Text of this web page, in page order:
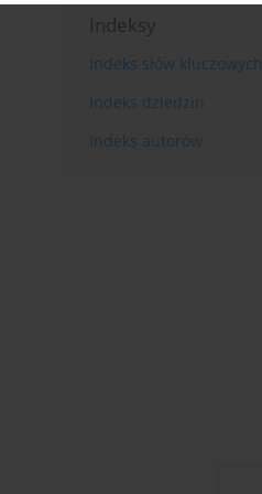
Indeksy
Indeks słów kluczowych
Indeks dziedzin
Indeks autorów